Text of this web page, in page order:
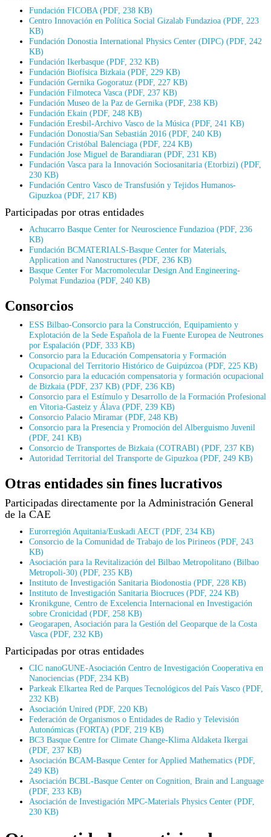
Fundación FICOBA (PDF, 238 KB)
Centro Innovación en Política Social Gizalab Fundazioa (PDF, 223
KB)
Fundación Donostia International Physics Center (DIPC) (PDF, 242
KB)
Fundación Ikerbasque (PDF, 232 KB)
Fundación Biofísica Bizkaia (PDF, 229 KB)
Fundación Gernika Gogoratuz (PDF, 227 KB)
Fundación Filmoteca Vasca (PDF, 237 KB)
Fundación Museo de la Paz de Gernika (PDF, 238 KB)
Fundación Ekain (PDF, 248 KB)
Fundación Eresbil-Archivo Vasco de la Música (PDF, 241 KB)
Fundación Donostia/San Sebastián 2016 (PDF, 240 KB)
Fundación Cristóbal Balenciaga (PDF, 224 KB)
Fundación Jose Miguel de Barandiaran (PDF, 231 KB)
Fundación Vasca para la Innovación Sociosanitaria (Etorbizi) (PDF,
230 KB)
Fundación Centro Vasco de Transfusión y Tejidos Humanos-
Gipuzkoa (PDF, 217 KB)
Participadas por otras entidades
Achucarro Basque Center for Neuroscience Fundazioa (PDF, 236
KB)
Fundación BCMATERIALS-Basque Center for Materials,
Application and Nanostructures (PDF, 236 KB)
Basque Center For Macromolecular Design And Engineering-
Polymat Fundazioa (PDF, 240 KB)
Consorcios
ESS Bilbao-Consorcio para la Construcción, Equipamiento y
Explotación de la Sede Española de la Fuente Europea de Neutrones
por Espalación (PDF, 333 KB)
Consorcio para la Educación Compensatoria y Formación
Ocupacional del Territorio Histórico de Guipúzcoa (PDF, 225 KB)
Consorcio para la educación compensatoria y formación ocupacional
de Bizkaia (PDF, 237 KB) (PDF, 236 KB)
Consorcio para el Estímulo y Desarrollo de la Formación Profesional
en Vitoria-Gasteiz y Álava (PDF, 239 KB)
Consorcio Palacio Miramar (PDF, 248 KB)
Consorcio para la Presencia y Promoción del Alberguismo Juvenil
(PDF, 241 KB)
Consorcio de Transportes de Bizkaia (COTRABI) (PDF, 237 KB)
Autoridad Territorial del Transporte de Gipuzkoa (PDF, 249 KB)
Otras entidades sin fines lucrativos
Participadas directamente por la Administración General
de la CAE
Eurorregión Aquitania/Euskadi AECT (PDF, 234 KB)
Consorcio de la Comunidad de Trabajo de los Pirineos (PDF, 243
KB)
Asociación para la Revitalización del Bilbao Metropolitano (Bilbao
Metropoli-30) (PDF, 235 KB)
Instituto de Investigación Sanitaria Biodonostia (PDF, 228 KB)
Instituto de Investigación Sanitaria Biocruces (PDF, 224 KB)
Kronikgune, Centro de Excelencia Internacional en Investigación
sobre Cronicidad (PDF, 258 KB)
Geogarapen, Asociación para la Gestión del Geoparque de la Costa
Vasca (PDF, 232 KB)
Participadas por otras entidades
CIC nanoGUNE-Asociación Centro de Investigación Cooperativa en
Nanociencias (PDF, 234 KB)
Parkeak Elkartea Red de Parques Tecnológicos del País Vasco (PDF,
232 KB)
Asociación Unired (PDF, 220 KB)
Federación de Organismos o Entidades de Radio y Televisión
Autonómicas (FORTA) (PDF, 219 KB)
BC3 Basque Centre for Climate Change-Klima Aldaketa Ikergai
(PDF, 237 KB)
Asociación BCAM-Basque Center for Applied Mathematics (PDF,
249 KB)
Asociación BCBL-Basque Center on Cognition, Brain and Language
(PDF, 233 KB)
Asociación de Investigación MPC-Materials Physics Center (PDF,
230 KB)